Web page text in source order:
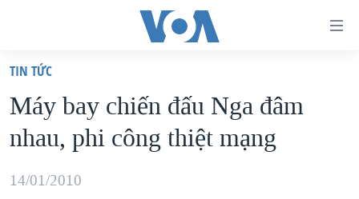
truy
cập
Tới
dung
VIỆT NAM
HOA KỲ
BIỂN ĐÔNG
TIN TỨC
Máy bay chiến đấu Nga đâm
nhau, phi công thiệt mạng
14/01/2010